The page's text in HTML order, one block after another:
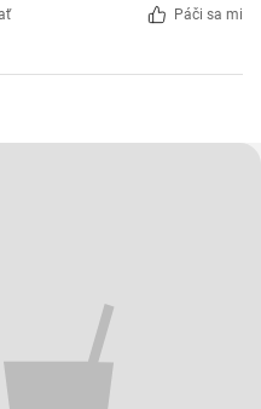
Páči sa mi